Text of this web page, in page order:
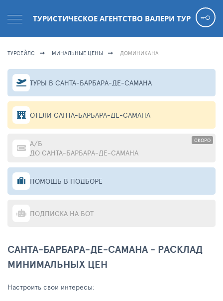
ТУРИСТИЧЕСКОЕ АГЕНТСТВО ВАЛЕРИ ТУР
ТУРСЕЙЛС МИНАЛЬНЫЕ ЦЕНЫ ДОМИНИКАНА
ТУРЫ В САНТА-БАРБАРА-ДЕ-САМАНА
ОТЕЛИ САНТА-БАРБАРА-ДЕ-САМАНА
СКОРО
А/Б
ДО САНТА-БАРБАРА-ДЕ-САМАНА
ПОМОЩЬ В ПОДБОРЕ
ПОДПИСКА НА БОТ
САНТА-БАРБАРА-ДЕ-САМАНА - РАСКЛАД
МИНИМАЛЬНЫХ ЦЕН
Настроить свои интересы: